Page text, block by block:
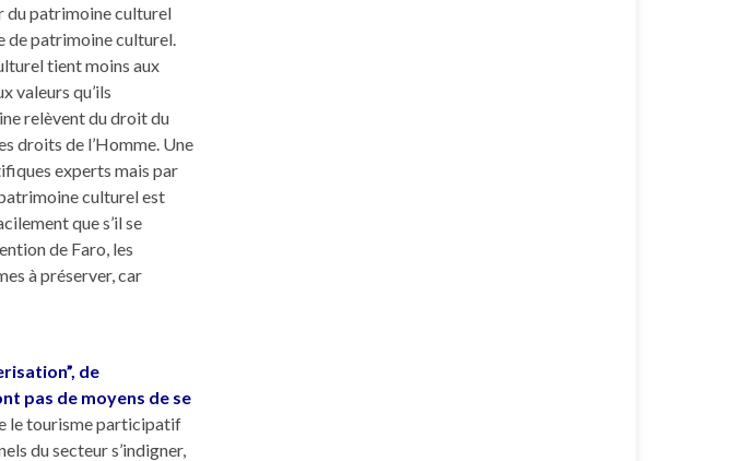
du patrimoine culturel
de patrimoine culturel.
tient moins aux
valeurs qu’ils
relèvent du droit du
droits de l’Homme. Une
experts mais par
culturel est
que s’il se
de Faro, les
à préserver, car
de
pas de moyens de se
le tourisme participatif
du secteur s’indigner,